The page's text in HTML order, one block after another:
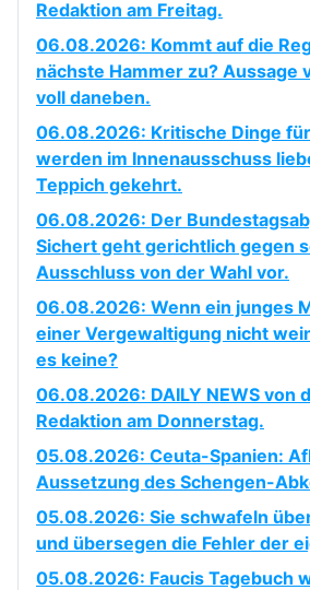
Redaktion am Freitag.
06.08.2026: Kommt auf die
nächste Hammer zu? Aussage
voll daneben.
06.08.2026: Kritische Dinge
werden im Innenausschuss
Teppich gekehrt.
06.08.2026: Der
Sichert geht gerichtlich gegen
Ausschluss von der Wahl vor.
06.08.2026: Wenn ein junges
einer Vergewaltigung nicht
es keine?
06.08.2026: DAILY NEWS von
Redaktion am Donnerstag.
05.08.2026: Ceuta-Spanien:
Aussetzung des Schengen-
05.08.2026: Sie schwafeln
und übersegen die Fehler der
05.08.2026: Faucis Tagebuch